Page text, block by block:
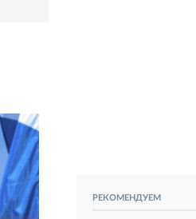
РЕКОМЕНДУЕМ